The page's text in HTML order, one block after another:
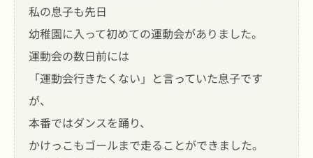
私の息子も先日
幼稚園に入って初めての運動会がありました。
運動会の数日前には
「運動会行きたくない」と言っていた息子です
が、
本番ではダンスを踊り、
かけっこもゴールまで走ることができました。